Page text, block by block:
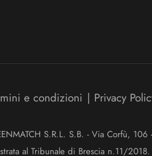
e condizioni | Privacy
S.R.L. S.B. - Via Corfù,
al Tribunale di Brescia n.11/